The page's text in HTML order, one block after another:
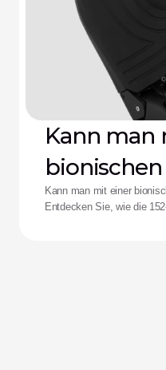
Kann man
treiben?
Kann man mit einer
Entdecken Sie, wie die